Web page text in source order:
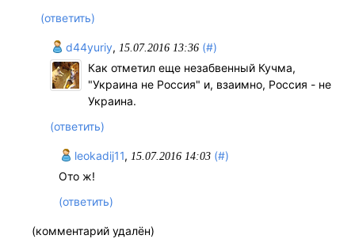
(ответить)
d44yuriy, 15.07.2016 13:36 (#)
Как отметил еще незабвенный Кучма,
"Украина не Россия" и, взаимно, Россия - не
Украина.
(ответить)
leokadij11, 15.07.2016 14:03 (#)
Ото ж!
(ответить)
(комментарий удалён)